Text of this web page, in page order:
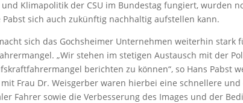
Klimapolitik der CSU im Bundestag fungiert, wurden
sich auch zukünftig nachhaltig aufstellen kann.
sich das Gochsheimer Unternehmen weiterhin stark
„Wir stehen im stetigen Austausch mit der
berichten zu können“, so Hans Pabst
mit Frau Dr. Weisgerber waren hierbei eine schnellere
Fahrer sowie die Verbesserung des Images und der